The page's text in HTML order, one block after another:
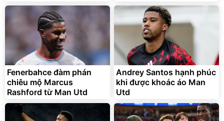
Fenerbahce đàm phán
chiêu mộ Marcus
Rashford từ Man Utd
Andrey Santos hạnh phúc
khi được khoác áo Man
Utd